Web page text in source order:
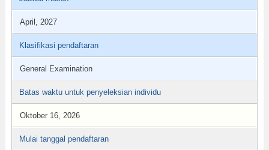
April, 2027
Klasifikasi pendaftaran
General Examination
Batas waktu untuk penyeleksian individu
Oktober 16, 2026
Mulai tanggal pendaftaran